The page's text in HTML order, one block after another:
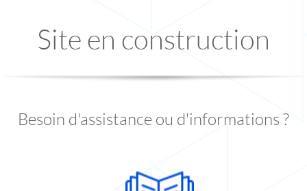
Site en construction
Besoin d'assistance ou d'informations ?